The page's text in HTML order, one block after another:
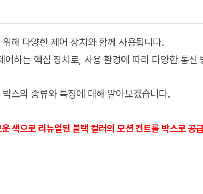
해 다양한 제어 장치와 함께 사용됩니다.
하는 핵심 장치로, 사용 환경에 따라 다양한 통
스의 종류와 특징에 대해 알아보겠습니다.
색으로 리뉴얼된 블랙 컬러의 모션 컨트롤 박스로 공